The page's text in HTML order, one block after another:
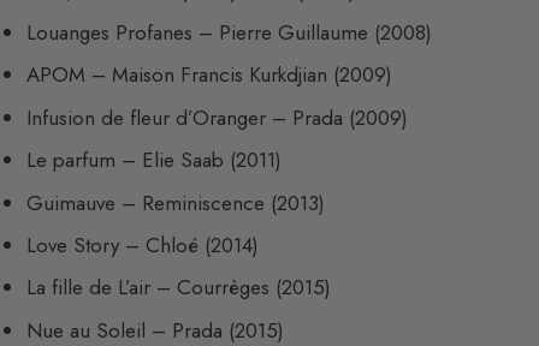
Louanges Profanes – Pierre Guillaume (2008)
APOM – Maison Francis Kurkdjian (2009)
Infusion de fleur d’Oranger – Prada (2009)
Le parfum – Elie Saab (2011)
Guimauve – Reminiscence (2013)
Love Story – Chloé (2014)
La fille de L’air – Courrèges (2015)
Nue au Soleil – Prada (2015)